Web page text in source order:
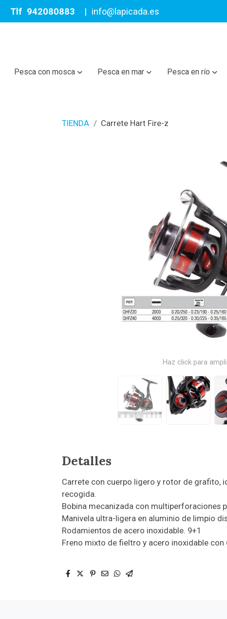
Tlf 942080883 | info@lapicada.es
Pesca con mosca Pesca en mar Pesca en río
TIENDA Carrete Hart Fire-z
Haz click para
Detalles
Carrete con cuerpo ligero y rotor de grafito,
recogida.
Bobina mecanizada con multiperforaciones
Manivela ultra-ligera en aluminio de limpio
Rodamientos de acero inoxidable. 9+1
Freno mixto de fieltro y acero inoxidable con